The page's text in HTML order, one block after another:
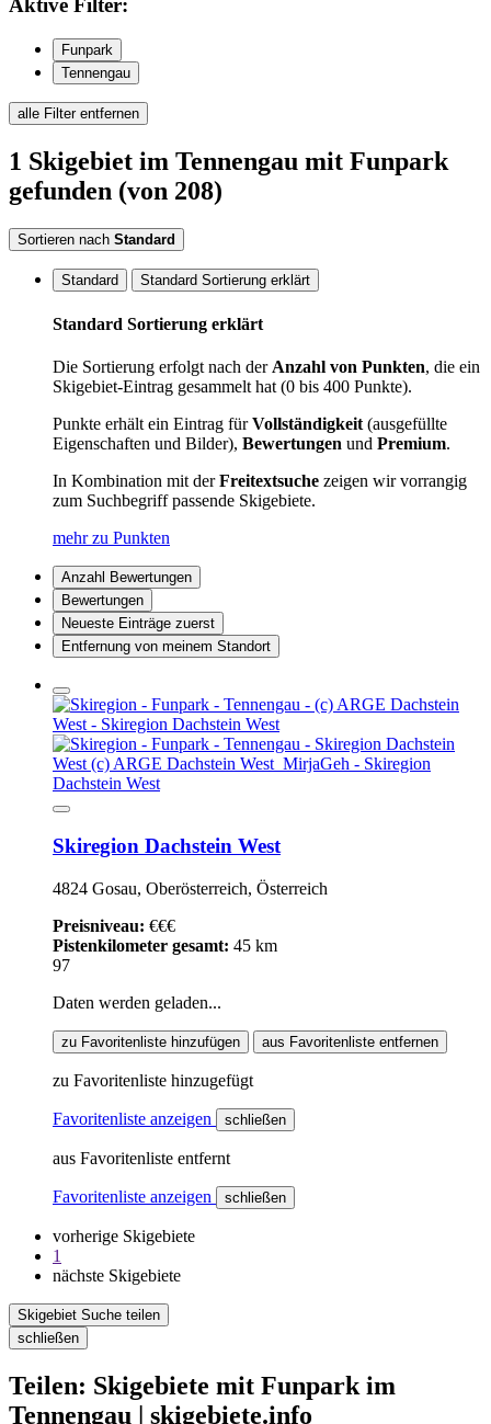
Aktive Filter:
Funpark
Tennengau
alle Filter entfernen
1 Skigebiet im Tennengau mit Funpark
gefunden (von 208)
Sortieren nach Standard
Standard Standard Sortierung erklärt
Standard Sortierung erklärt
Die Sortierung erfolgt nach derAnzahl von Punkten, die ein
Skigebiet-Eintrag gesammelt hat (0 bis 400 Punkte).
Punkte erhält ein Eintrag fürVollständigkeit(ausgefüllte
Eigenschaften und Bilder), Bewertungen und Premium.
In Kombination mit derFreitextsuche zeigen wir vorrangig
zum Suchbegriff passende Skigebiete.
mehr zu Punkten
Anzahl Bewertungen
Bewertungen
Neueste Einträge zuerst
Entfernung von meinem Standort
Skiregion Dachstein West
4824 Gosau, Oberösterreich, Österreich
Preisniveau: €€€
Pistenkilometer gesamt: 45 km
97
Daten werden geladen...
zu Favoritenliste hinzufügen aus Favoritenliste entfernen
zu Favoritenliste hinzugefügt
Favoritenliste anzeigen schließen
aus Favoritenliste entfernt
Favoritenliste anzeigen schließen
vorherige Skigebiete
1
nächste Skigebiete
Skigebiet Suche teilen
schließen
Teilen: Skigebiete mit Funpark im
Tennengau | skigebiete.info